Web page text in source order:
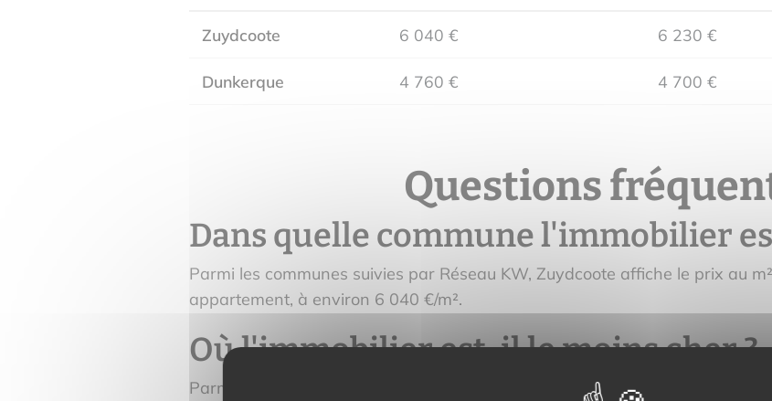
Zuydcoote 6 040 € 6 230 €
Dunkerque 4 760 € 4 700 €
Questions
Dans quelle commune l'immobilier
Parmi les communes suivies par Réseau KW, Zuydcoote affiche le prix au
appartement, à environ 6 040 €/m².
Où l'immobilier est-il le moins cher ?
Parmi les communes suivies par Réseau KW, Dunkerque affiche le prix au